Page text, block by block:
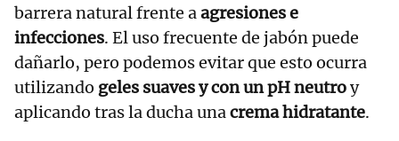
barrera natural frente aagresiones e
infecciones. El uso frecuente de jabón puede
dañarlo, pero podemos evitar que esto ocurra
utilizando geles suaves y con un pH neutroy
aplicando tras la ducha unacrema hidratante.